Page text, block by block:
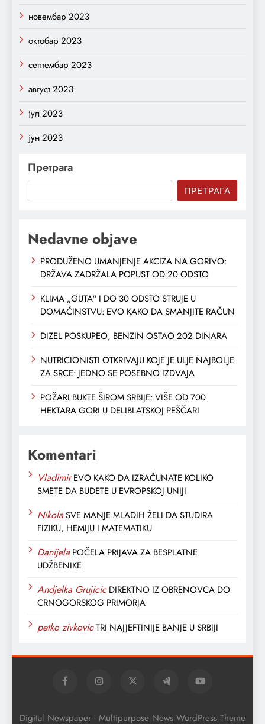
новембар 2023
октобар 2023
септембар 2023
август 2023
јул 2023
јун 2023
Претрага
ПРЕТРАГА
Nedavne objave
PRODUŽENO UMANJENJE AKCIZA NA GORIVO:
DRŽAVA ZADRŽALA POPUST OD 20 ODSTO
KLIMA „GUTA“ I DO 30 ODSTO STRUJE U
DOMAĆINSTVU: EVO KAKO DA SMANJITE RAČUN
DIZEL POSKUPEO, BENZIN OSTAO 202 DINARA
NUTRICIONISTI OTKRIVAJU KOJE JE ULJE NAJBOLJE
ZA SRCE: JEDNO SE POSEBNO IZDVAJA
POŽARI BUKTE ŠIROM SRBIJE: VIŠE OD 700
HEKTARA GORI U DELIBLATSKOJ PEŠČARI
Komentari
Vladimir EVO KAKO DA IZRAČUNATE KOLIKO
SMETE DA BUDETE U EVROPSKOJ UNIJI
NikolaSVE MANJE MLADIH ŽELI DA STUDIRA
FIZIKU, HEMIJU I MATEMATIKU
Danijela POČELA PRIJAVA ZA BESPLATNE
UDŽBENIKE
Andjelka Grujicic DIREKTNO IZ OBRENOVCA DO
CRNOGORSKOG PRIMORJA
petko zivkovicTRI NAJJEFTINIJE BANJE U SRBIJI
Digital Newspaper - Multipurpose News WordPress Theme